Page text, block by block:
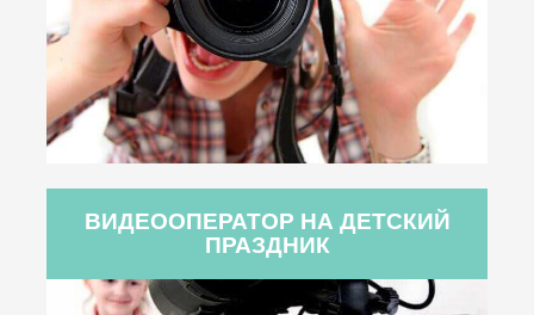
ВИДЕООПЕРАТОР НА ДЕТСКИЙ
ПРАЗДНИК